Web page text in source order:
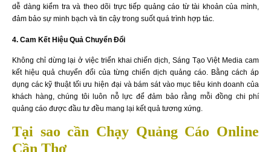
dễ dàng kiểm tra và theo dõi trực tiếp quảng cáo từ tài khoản của mình,
đảm bảo sự minh bạch và tin cậy trong suốt quá trình hợp tác.
4. Cam Kết Hiệu Quả Chuyển Đổi
Không chỉ dừng lại ở việc triển khai chiến dịch, Sáng Tạo Việt Media cam
kết hiệu quả chuyển đổi của từng chiến dịch quảng cáo. Bằng cách áp
dụng các kỹ thuật tối ưu hiện đại và bám sát vào mục tiêu kinh doanh của
khách hàng, chúng tôi luôn nỗ lực để đảm bảo rằng mỗi đồng chi phí
quảng cáo được đầu tư đều mang lại kết quả tương xứng.
Tại sao cần Chạy Quảng Cáo Online
Cần Thơ